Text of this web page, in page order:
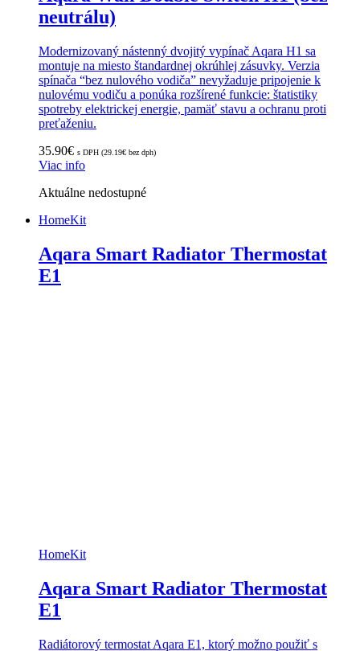
neutrálu)
Modernizovaný nástenný dvojitý vypínač Aqara H1 sa
montuje na miesto štandardnej okrúhlej zásuvky. Verzia
spínača “bez nulového vodiča” nevyžaduje pripojenie k
nulovému vodiču a ponúka rozšírené funkcie: štatistiky
spotreby elektrickej energie, pamäť stavu a ochranu proti
preťaženiu.
35.90€ s DPH (29.19€ bez dph)
Viac info
Aktuálne nedostupné
HomeKit
Aqara Smart Radiator Thermostat
E1
HomeKit
Aqara Smart Radiator Thermostat
E1
Radiátorový termostat Aqara E1, ktorý možno použiť s